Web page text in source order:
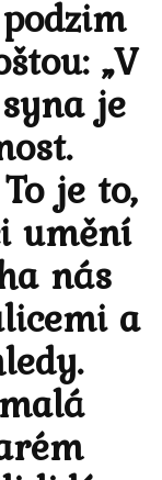
„V
je
je to,
umění
nás
a